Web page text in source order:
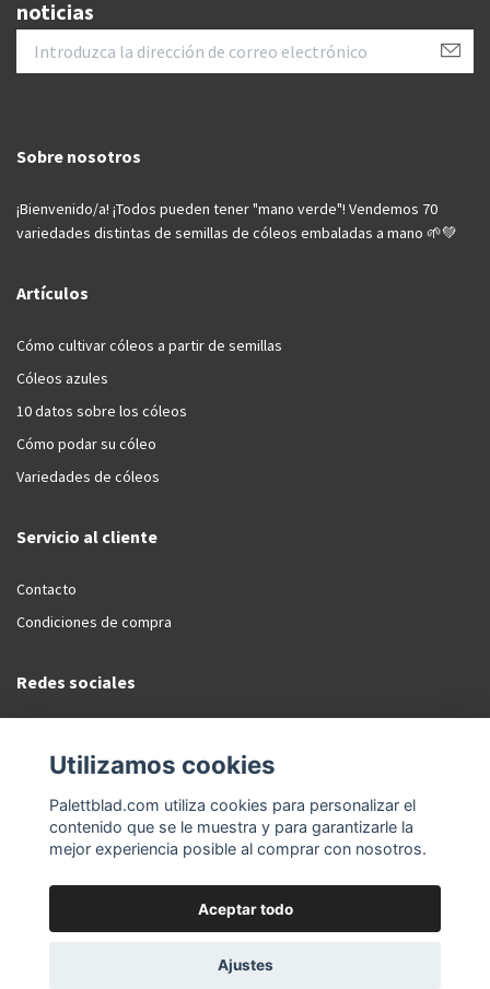
noticias
Sobre nosotros
¡Bienvenido/a! ¡Todos pueden tener "mano verde"! Vendemos 70
variedades distintas de semillas de cóleos embaladas a mano 🌱💚
Artículos
Cómo cultivar cóleos a partir de semillas
Cóleos azules
10 datos sobre los cóleos
Cómo podar su cóleo
Variedades de cóleos
Servicio al cliente
Contacto
Condiciones de compra
Redes sociales
Instagram
© 2026 Palettblad.com
Utilizamos cookies
Palettblad.com utiliza cookies para personalizar el
contenido que se le muestra y para garantizarle la
mejor experiencia posible al comprar con nosotros.
Aceptar todo
Ajustes